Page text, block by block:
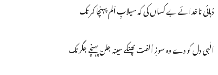
دُہائی ناخدائے بے کساں کی کہ سیلابِ اَلم پہنچا کمر تک
الٰہی دل کو دے وہ سوزِ اُلفت پھنکے سینہ جلن پہنچے جگر تک